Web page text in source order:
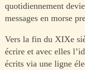
quotidiennement
messages en morse
Vers la fin du XIXe
écrire et avec elles
écrits via une ligne